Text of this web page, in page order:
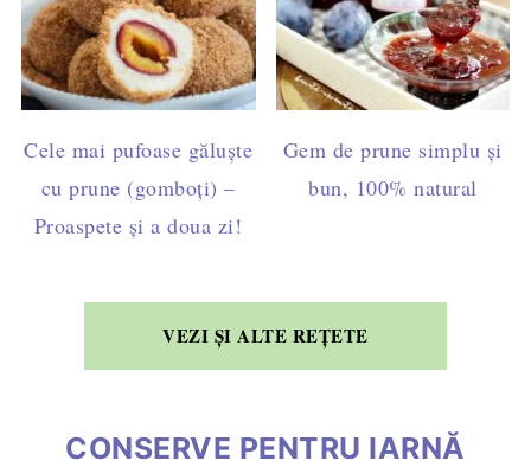
Cele mai pufoase găluște
cu prune (gomboți) –
Proaspete și a doua zi!
Gem de prune simplu și
bun, 100% natural
VEZI ȘI ALTE REȚETE
CONSERVE PENTRU IARNĂ